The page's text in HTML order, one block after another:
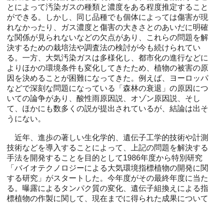
とによって汚染ガスの種類と濃度をある程度推定すること
ができる。しかし、同じ品種でも個体によっては傷害が現
れなかったり、ガス濃度と傷害の大きさとのあいだに明確
な関係が見られないなどの欠点があり、これらの問題を解
決するための栽培法や調査法の検討が今も続けられてい
る。一方、大気汚染ガスは多様化し、都市化の進行などに
よりほかの環境条件も変化してきたため、植物の被害の原
因を決めることが困難になってきた。例えば、ヨーロッパ
などで深刻な問題になっている「森林の衰退」の原因につ
いての論争があり、酸性雨原因説、オゾン原因説、そし
て、ほかにも数多くの説が提出されているが、結論は出そ
うにない。
近年、進歩の著しい生化学的、遺伝子工学的技術や計測
技術などを導入することによって、上記の問題を解決する
手法を開発することを目的として1986年度から特別研究
「バイオテクノロジーによる大気環境指標植物の開発に関
する研究」がスタートした。今年度がその最終年度に当た
る。曝露によるタンパク質の変化、遺伝子組換えによる指
標植物の作製に関して、現在までに得られた成果について